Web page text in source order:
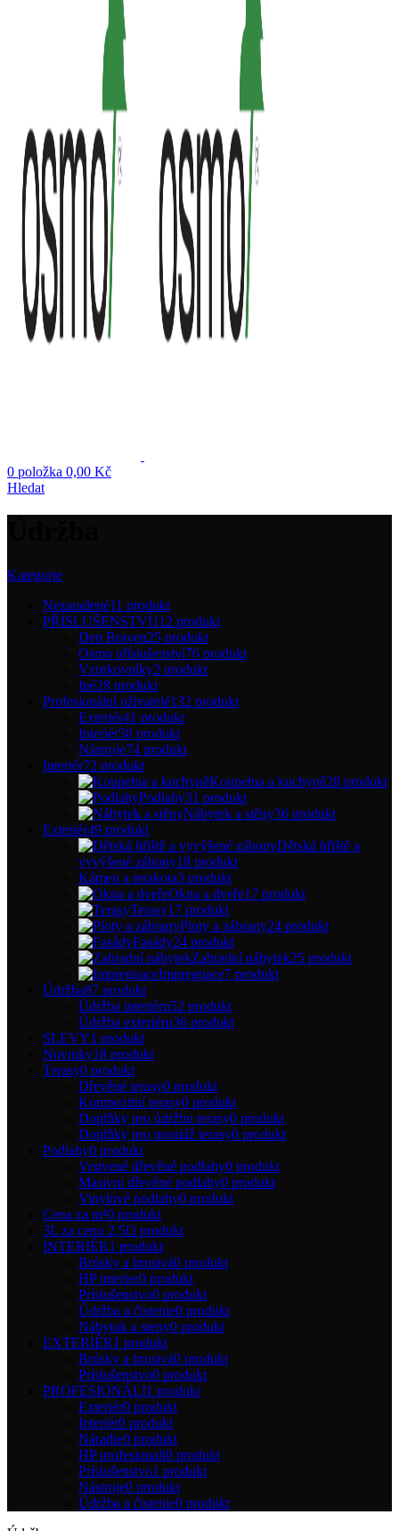
0 položka 0,00 Kč
Hledat
Kategorie
Nezaradené11 produkt
PŘÍSLUŠENSTVÍ112 produkt
Den Braven25 produkt
Osmo příslušenství76 produkt
Vzorkovníky2 produkt
Iné28 produkt
Profesionální uživatelé132 produkt
Exteriér41 produkt
Interiér58 produkt
Nástroje74 produkt
Interiér72 produkt
Koupelna a kuchyně28 produkt
Podlahy31 produkt
Nábytek a stěny36 produkt
Exteriér49 produkt
Dětská hřiště a
vyvýšené záhony18 produkt
Kámen a terakota3 produkt
Okna a dveře17 produkt
Terasy17 produkt
Ploty a zábrany24 produkt
Fasády24 produkt
Zahradní nábytek25 produkt
Impregnace7 produkt
Údržba87 produkt
Údržba interiéru52 produkt
Údržba exteriéru36 produkt
SLEVY1 produkt
Novinky18 produkt
Terasy0 produkt
Dřevěné terasy0 produkt
Kompozitní terasy0 produkt
Doplňky pro údržbu terasy0 produkt
Doplňky pro montáž terasy0 produkt
Podlahy0 produkt
Vrstvené dřevěné podlahy0 produkt
Masivní dřevěné podlahy0 produkt
Vinylové podlahy0 produkt
Cena za m²0 produkt
3L za cenu 2,5l3 produkt
INTERIÉR1 produkt
Brúsky a brusivá0 produkt
HP interier0 produkt
Príslušenstvo0 produkt
Údržba a čistenie0 produkt
Nábytok a steny0 produkt
EXTERIÉR1 produkt
Brúsky a brusivá0 produkt
Príslušenstvo0 produkt
PROFESIONÁLI1 produkt
Exteriér0 produkt
Interiér0 produkt
Náradie0 produkt
HP profesionali0 produkt
Príslušenstvo1 produkt
Nástroje0 produkt
Údržba a čistenie0 produkt